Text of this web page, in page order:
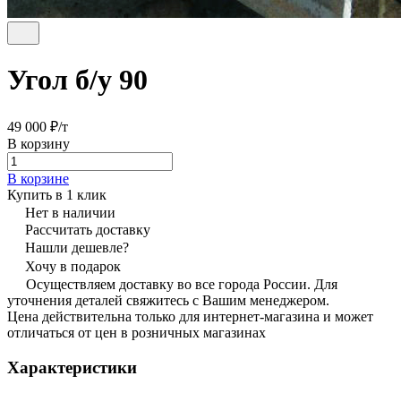
Угол б/у 90
49 000 ₽/т
В корзину
В корзине
Купить в 1 клик
Нет в наличии
Рассчитать доставку
Нашли дешевле?
Хочу в подарок
Осуществляем доставку во все города России. Для
уточнения деталей свяжитесь с Вашим менеджером.
Цена действительна только для интернет-магазина и может
отличаться от цен в розничных магазинах
Характеристики